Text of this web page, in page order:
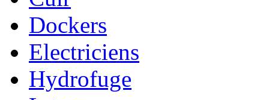
Dockers
Electriciens
Hydrofuge